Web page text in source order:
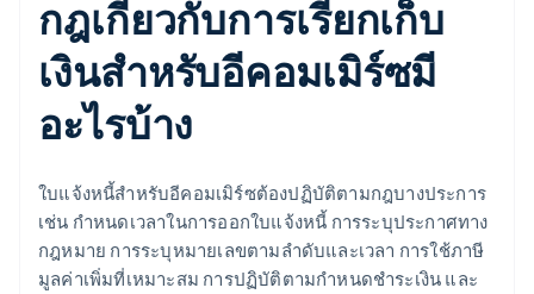
กฎเกี่ยวกับการเรียกเก็บ
เงินสำหรับอีคอมเมิร์ซมี
อะไรบ้าง
ใบแจ้งหนี้สำหรับอีคอมเมิร์ซต้องปฏิบัติตามกฎบางประการ
เช่น กำหนดเวลาในการออกใบแจ้งหนี้ การระบุประกาศทาง
กฎหมาย การระบุหมายเลขตามลำดับและเวลา การใช้ภาษี
มูลค่าเพิ่มที่เหมาะสม การปฏิบัติตามกำหนดชำระเงิน และ